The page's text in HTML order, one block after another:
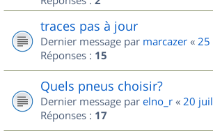
traces pas à jour
Dernier message par marcazer « 25
Réponses : 15
Quels pneus choisir?
Dernier message par elno_r « 20
Réponses : 17